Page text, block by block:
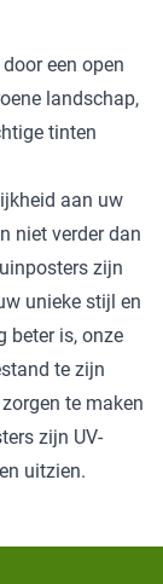
een open
landschap,
tinten
aan uw
niet verder dan
zijn
unieke stijl en
beter is, onze
te zijn
te maken
zijn UV-
uitzien.